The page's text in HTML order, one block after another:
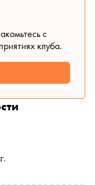
с
клуба.